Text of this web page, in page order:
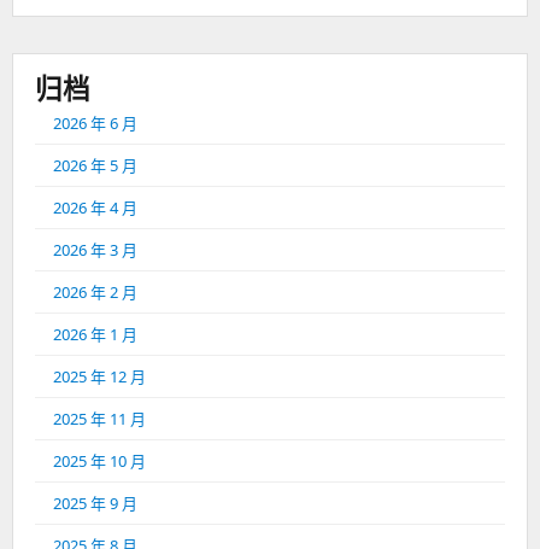
归档
2026 年 6 月
2026 年 5 月
2026 年 4 月
2026 年 3 月
2026 年 2 月
2026 年 1 月
2025 年 12 月
2025 年 11 月
2025 年 10 月
2025 年 9 月